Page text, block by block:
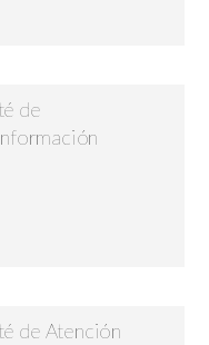
de
de Atención